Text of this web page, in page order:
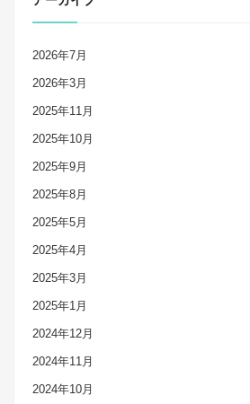
2026年7月
2026年3月
2025年11月
2025年10月
2025年9月
2025年8月
2025年5月
2025年4月
2025年3月
2025年1月
2024年12月
2024年11月
2024年10月